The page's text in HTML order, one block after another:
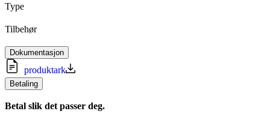
Type
Tilbehør
Dokumentasjon
produktark
Betaling
Betal slik det passer deg.